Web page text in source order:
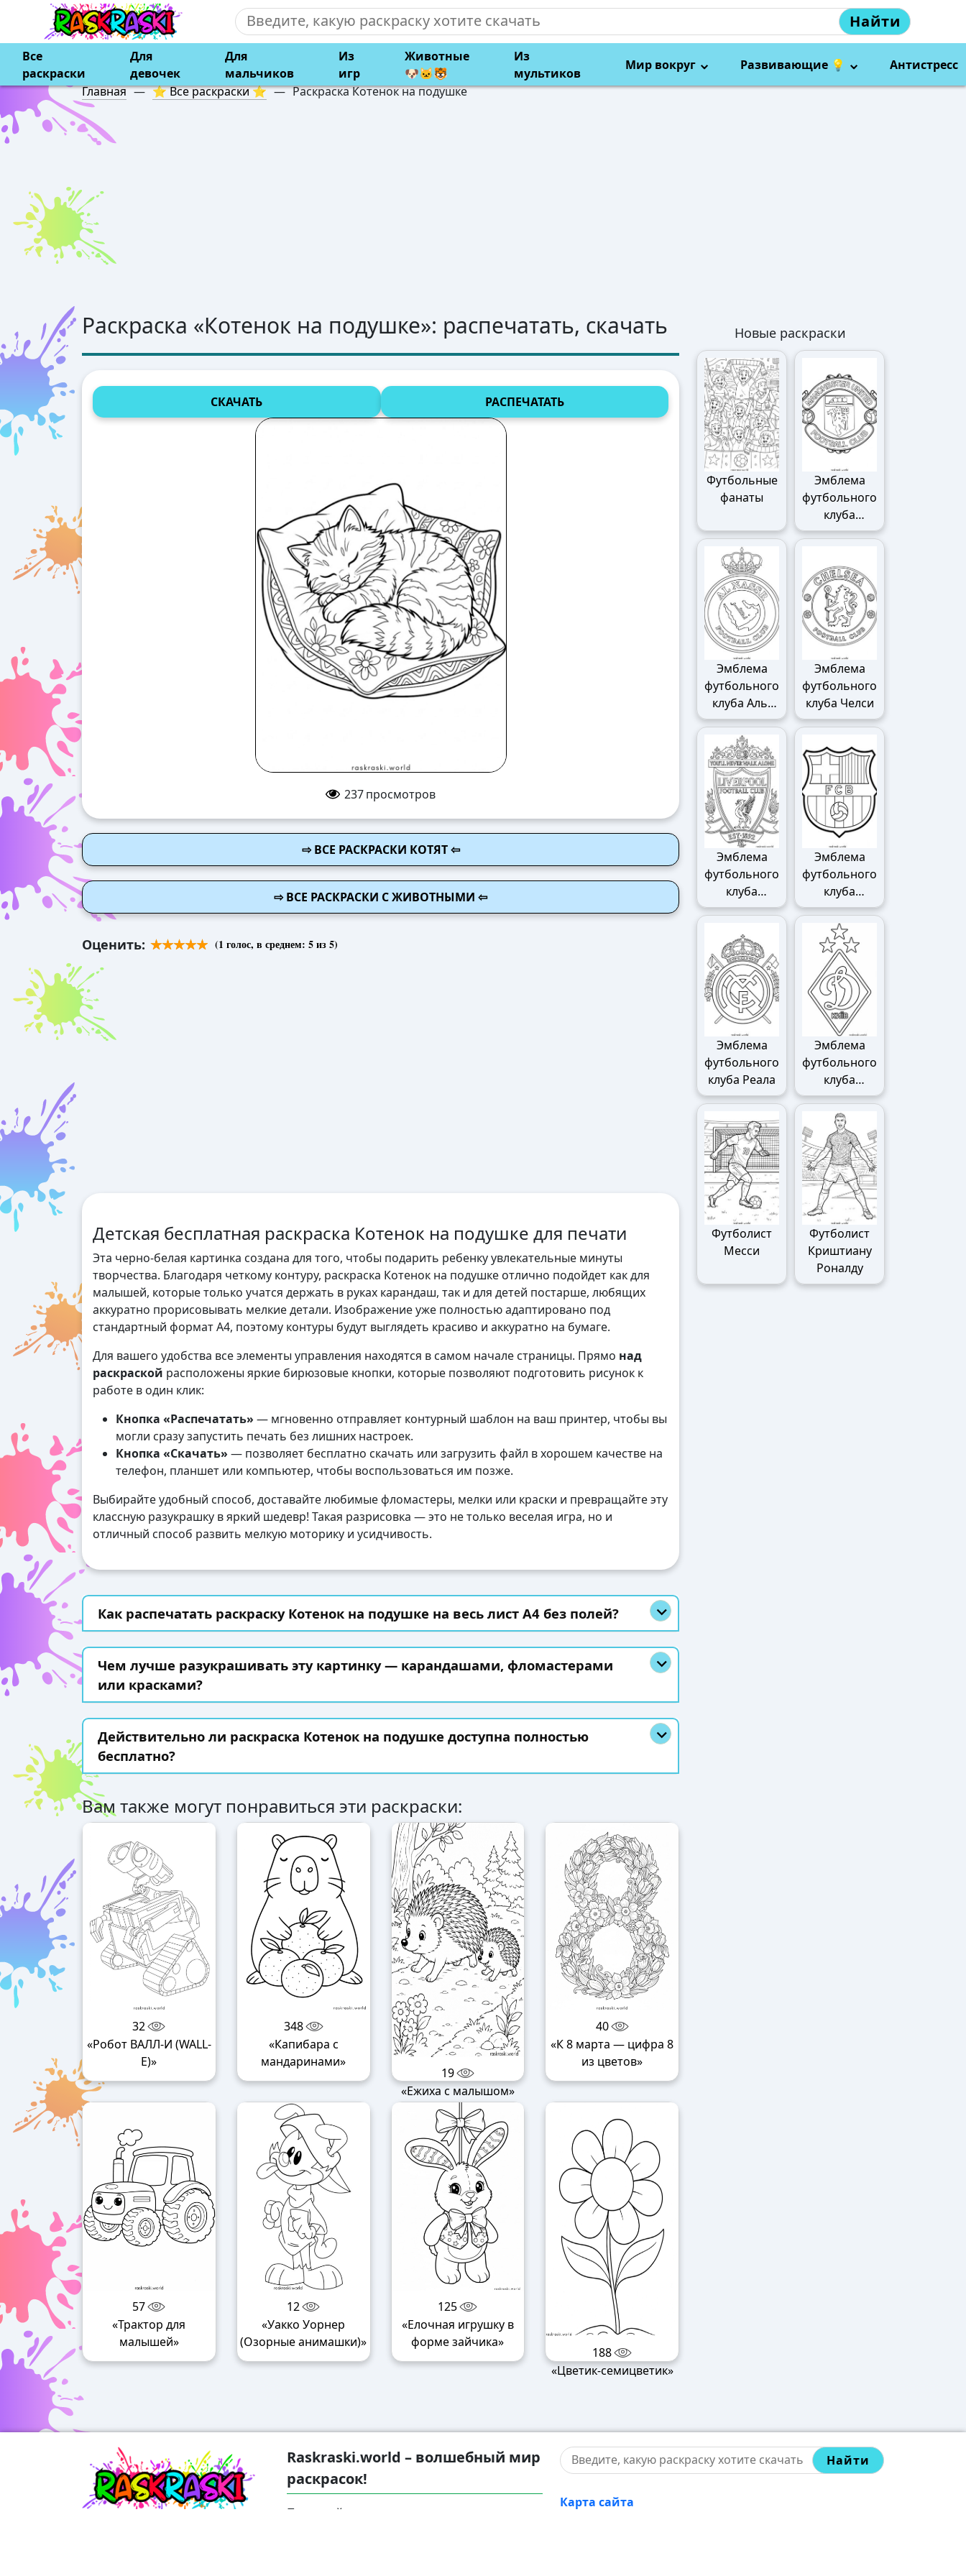
Найти
Все
раскраски
Для
девочек
Для
мальчиков
Из
игр
Животные
🐶🐱🐯
Из
мультиков
Мир вокруг Развивающие 💡
Антистресс
Главная — ⭐ Все раскраски ⭐ — Раскраска Котенок на подушке
Раскраска «Котенок на подушке»: распечатать, скачать
СКАЧАТЬ РАСПЕЧАТАТЬ
237просмотров
⇨ ВСЕ РАСКРАСКИ КОТЯТ ⇦
⇨ ВСЕ РАСКРАСКИ С ЖИВОТНЫМИ ⇦
Оценить: (1 голос, в среднем: 5из 5)
Детская бесплатная раскраска Котенок на подушке для печати
Эта черно-белая картинка создана для того, чтобы подарить ребенку увлекательные минуты
творчества. Благодаря четкому контуру, раскраска Котенок на подушке отлично подойдет как для
малышей, которые только учатся держать в руках карандаш, так и для детей постарше, любящих
аккуратно прорисовывать мелкие детали. Изображение уже полностью адаптировано под
стандартный формат А4, поэтому контуры будут выглядеть красиво и аккуратно на бумаге.
Для вашего удобства все элементы управления находятся в самом начале страницы. Прямо над
раскраской расположены яркие бирюзовые кнопки, которые позволяют подготовить рисунок к
работе в один клик:
Кнопка «Распечатать» — мгновенно отправляет контурный шаблон на ваш принтер, чтобы вы
могли сразу запустить печать без лишних настроек.
Кнопка «Скачать» — позволяет бесплатно скачать или загрузить файл в хорошем качестве на
телефон, планшет или компьютер, чтобы воспользоваться им позже.
Выбирайте удобный способ, доставайте любимые фломастеры, мелки или краски и превращайте эту
классную разукрашку в яркий шедевр! Такая разрисовка — это не только веселая игра, но и
отличный способ развить мелкую моторику и усидчивость.
Как распечатать раскраску Котенок на подушке на весь лист А4 без полей?
Чем лучше разукрашивать эту картинку — карандашами, фломастерами
или красками?
Действительно ли раскраска Котенок на подушке доступна полностью
бесплатно?
Вам также могут понравиться эти раскраски:
32
«Робот ВАЛЛ-И (WALL-
E)»
348
«Капибара с
мандаринами»
19
«Ежиха с малышом»
40
«К 8 марта — цифра 8
из цветов»
57
«Трактор для
малышей»
12
«Уакко Уорнер
(Озорные анимашки)»
125
«Елочная игрушку в
форме зайчика»
188
«Цветик-семицветик»
Новые раскраски
Футбольные
фанаты
Эмблема
футбольного
клуба
Манчестер
Эмблема
футбольного
клуба Аль-
Наср
Эмблема
футбольного
клуба Челси
Эмблема
футбольного
клуба
Ливерпуля
Эмблема
футбольного
клуба
Барселоны
Эмблема
футбольного
клуба Реала
Эмблема
футбольного
клуба
Динамо
Футболист
Месси
Футболист
Криштиану
Роналду
Raskraski.world – волшебный мир
раскрасок!
Погружайтесь в мир творчества с нашими
Найти
Карта сайта